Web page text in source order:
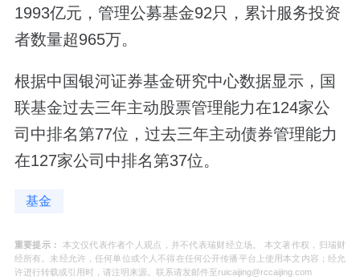
1993亿元，管理公募基金92只，累计服务投资
者数量超965万。
根据中国银河证券基金研究中心数据显示，国
联基金过去三年主动股票管理能力在124家公
司中排名第77位，过去三年主动债券管理能力
在127家公司中排名第37位。
基金
重要提示：
本文仅代表作者个人观点，并不代表瑞财经立场。 本文著作权，归瑞财
经所有。未经允许，任何单位或个人不得在任何公开传播平台上使用本文内容；经允
许进行转载或引用时，请注明来源。联系请发邮件至ruicaijing@rccaijing.com